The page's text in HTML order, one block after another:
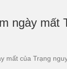
ngày mất
mất của Trạng